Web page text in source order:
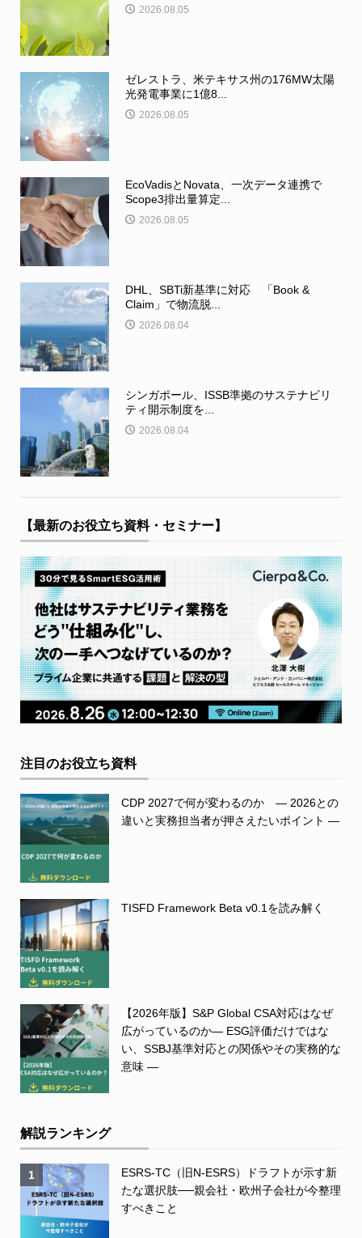
2026.08.05
ゼレストラ、米テキサス州の176MW太陽
光発電事業に1億8...
2026.08.05
EcoVadisとNovata、一次データ連携で
Scope3排出量算定...
2026.08.05
DHL、SBTi新基準に対応 「Book &
Claim」で物流脱...
2026.08.04
シンガポール、ISSB準拠のサステナビリ
ティ開示制度を...
2026.08.04
【最新のお役立ち資料・セミナー】
注目のお役立ち資料
CDP 2027で何が変わるのか ― 2026との
違いと実務担当者が押さえたいポイント ―
TISFD Framework Beta v0.1を読み解く
【2026年版】S&P Global CSA対応はなぜ
広がっているのか― ESG評価だけではな
い、SSBJ基準対応との関係やその実務的な
意味 ―
解説ランキング
1
ESRS-TC（旧N-ESRS）ドラフトが示す新
たな選択肢──親会社・欧州子会社が今整理
すべきこと